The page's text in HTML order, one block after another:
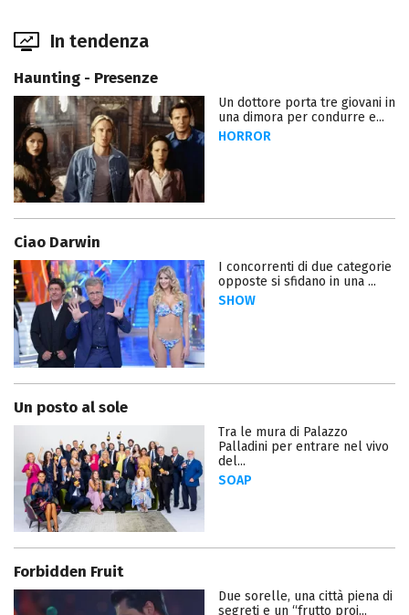
In tendenza
Haunting - Presenze
Un dottore porta tre giovani in
una dimora per condurre e...
HORROR
Ciao Darwin
I concorrenti di due categorie
opposte si sfidano in una ...
SHOW
Un posto al sole
Tra le mura di Palazzo
Palladini per entrare nel vivo
del...
SOAP
Forbidden Fruit
Due sorelle, una città piena di
segreti e un “frutto proi...